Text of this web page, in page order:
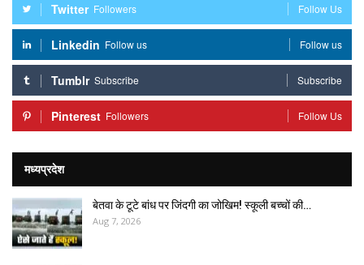
Twitter Followers Follow Us
Linkedin Follow us Follow us
Tumblr Subscribe Subscribe
Pinterest Followers Follow Us
मध्यप्रदेश
बेतवा के टूटे बांध पर जिंदगी का जोखिम! स्कूली बच्चों की…
Aug 7, 2026